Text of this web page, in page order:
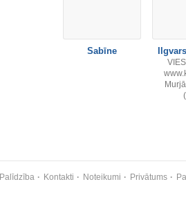
Sabīne
Palīdzība Kontakti Noteikumi Privātums